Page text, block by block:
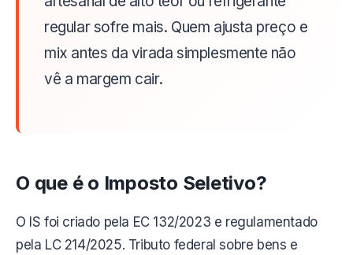
regular sofre mais. Quem ajusta preço e
mix antes da virada simplesmente não
vê a margem cair.
O que é o Imposto Seletivo?
O IS foi criado pela EC 132/2023 e regulamentado
pela LC 214/2025. Tributo federal sobre bens e